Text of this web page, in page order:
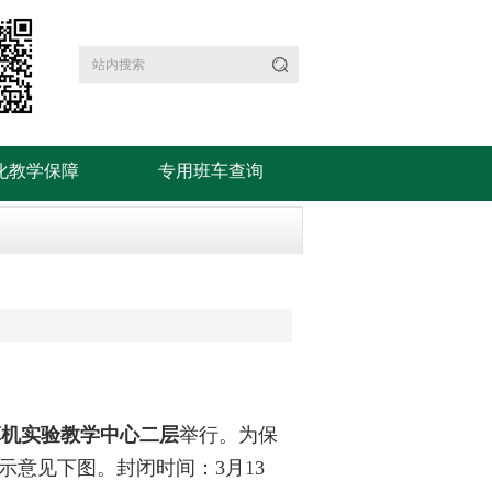
教学保障 专用班车查询
实验教学中心二层举行。为保
意见下图。封闭时间：3月13